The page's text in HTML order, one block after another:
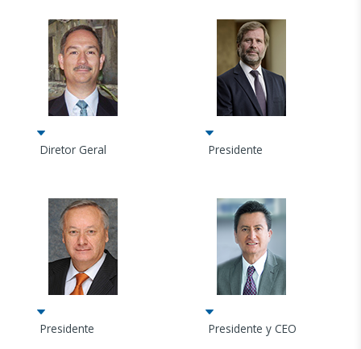
Diretor Geral Presidente
Presidente Presidente y CEO